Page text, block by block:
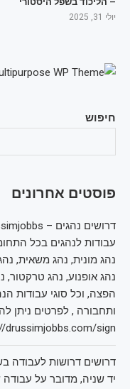
חיפוש
פוסטים אחרונים
עבודות לנהגים בכל
נהג מונית, נהג משאית,
נהג אופנוע, נהג טרקטור,
הפצה, וכל סוגי עבודות
ותחבורה , לפרטים ניתן
drussimjobbs.com/sign/
יד שניה, מדובר על
יולי 31, 2025